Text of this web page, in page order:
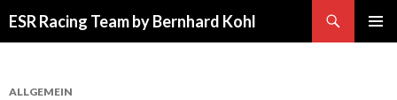
ESR Racing Team by Bernhard Kohl
ALLGEMEIN